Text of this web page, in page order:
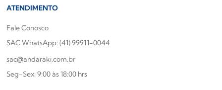
ATENDIMENTO
Fale Conosco
SAC WhatsApp: (41) 99911-0044
sac@andaraki.com.br
Seg-Sex: 9:00 às 18:00 hrs